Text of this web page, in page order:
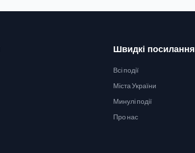
Швидкі посилання
Всі події
Міста України
Минулі події
Про нас